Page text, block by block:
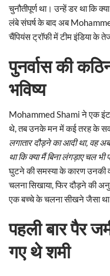
चुनौतीपूर्ण था। उन्हें डर था कि
लंबे संघर्ष के बाद अब
चैंपियंस ट्रॉफी में टीम इंडिया
पुनर्वास की
भविष्य
Mohammed Shami ने एक
थे, तब उनके मन में कई तरह के
लगातार दौड़ने का आदी था, वह
था कि क्या मैं बिना लंगड़ाए चल भी
घुटने की समस्या के कारण उनकी
चलना सिखाया, फिर दौड़ने की
एक बच्चे के चलना सीखने जैसा
पहली बार पैर
गए थे शमी